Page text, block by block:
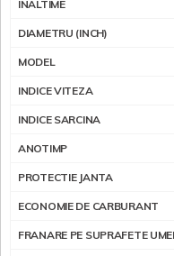
INALTIME
DIAMETRU (INCH)
MODEL
INDICE VITEZA
INDICE SARCINA
ANOTIMP
PROTECTIE JANTA
ECONOMIE DE CARBURANT
FRANARE PE SUPRAFETE